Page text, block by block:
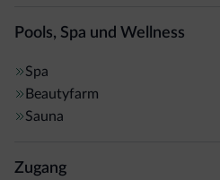
Pools, Spa und Wellness
Spa
Beautyfarm
Sauna
Zugang